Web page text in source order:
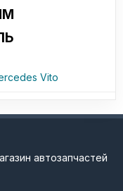
Vito
автозапчастей